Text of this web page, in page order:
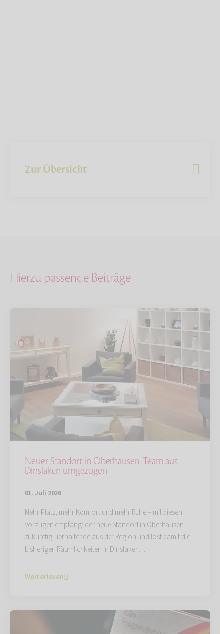
Zur Übersicht
Hierzu passende Beiträge
Neuer Standort in Oberhausen: Team aus
Dinslaken umgezogen
01. Juli 2026
Mehr Platz, mehr Komfort und mehr Ruhe – mit diesen
Vorzügen empfängt der neue Standort in Oberhausen
zukünftig Tierhaltende aus der Region und löst damit die
bisherigen Räumlichkeiten in Dinslaken…
Weiterlesen